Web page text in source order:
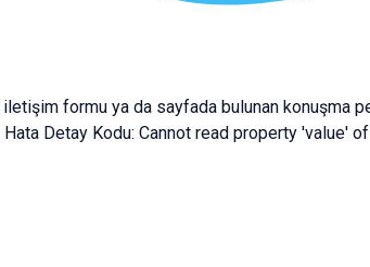
iletişim formu ya da sayfada bulunan konuşma
Hata Detay Kodu: Cannot read property 'value'